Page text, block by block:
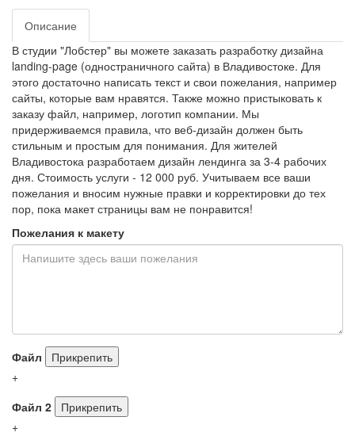
Описание
В студии "Лобстер" вы можете заказать разработку дизайна
landing-page (одностраничного сайта) в Владивостоке. Для
этого достаточно написать текст и свои пожелания, например
сайты, которые вам нравятся. Также можно пристыковать к
заказу файл, например, логотип компании. Мы
придерживаемся правила, что веб-дизайн должен быть
стильным и простым для понимания. Для жителей
Владивостока разработаем дизайн лендинга за 3-4 рабочих
дня. Стоимость услуги - 12 000 руб. Учитываем все ваши
пожелания и вносим нужные правки и корректировки до тех
пор, пока макет страницы вам не понравится!
Пожелания к макету
Файл
Прикрепить
+
Файл 2
Прикрепить
+